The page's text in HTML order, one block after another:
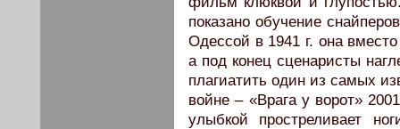
показано обучение
Одессой в 1941 г. она
а под конец сценаристы
плагиатить один из самых
войне – «Врага у ворот»
улыбкой простреливает